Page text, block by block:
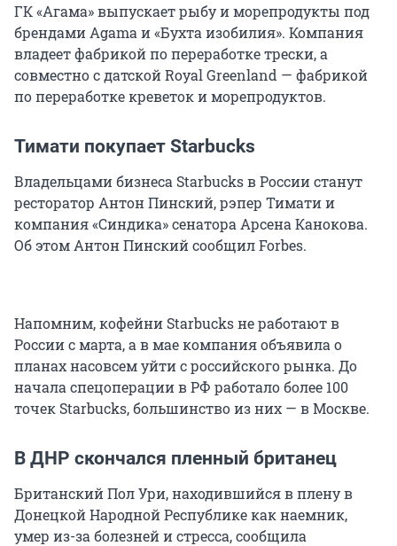
ГК «Агама» выпускает рыбу и морепродукты под
брендами Agama и «Бухта изобилия». Компания
владеет фабрикой по переработке трески, а
совместно с датской Royal Greenland — фабрикой
по переработке креветок и морепродуктов.
Тимати покупает Starbucks
Владельцами бизнеса Starbucks в России станут
ресторатор Антон Пинский, рэпер Тимати и
компания «Синдика» сенатора Арсена Канокова.
Об этом Антон Пинский сообщил Forbes.
Напомним, кофейни Starbucks не работают в
России с марта, а в мае компания объявила о
планах насовсем уйти с российского рынка. До
начала спецоперации в РФ работало более 100
точек Starbucks, большинство из них — в Москве.
В ДНР скончался пленный британец
Британский Пол Ури, находившийся в плену в
Донецкой Народной Республике как наемник,
умер из-за болезней и стресса, сообщила